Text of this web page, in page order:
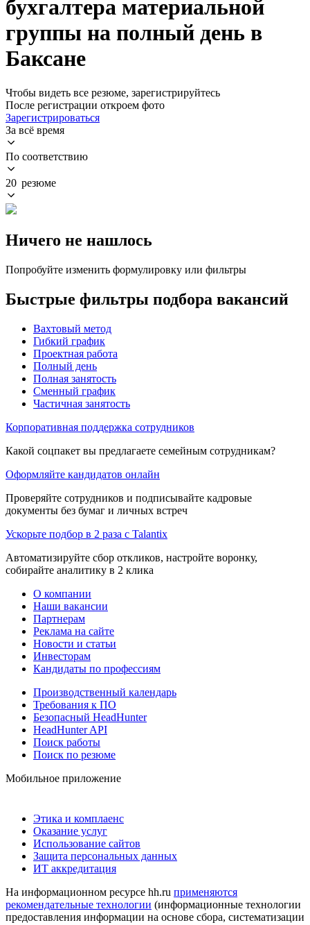
бухгалтера материальной
группы на полный день в
Баксане
Чтобы видеть все резюме, зарегистрируйтесь
После регистрации откроем фото
Зарегистрироваться
За всё время
По соответствию
20 резюме
Ничего не нашлось
Попробуйте изменить формулировку или фильтры
Быстрые фильтры подбора вакансий
Вахтовый метод
Гибкий график
Проектная работа
Полный день
Полная занятость
Сменный график
Частичная занятость
Корпоративная поддержка сотрудников
Какой соцпакет вы предлагаете семейным сотрудникам?
Оформляйте кандидатов онлайн
Проверяйте сотрудников и подписывайте кадровые
документы без бумаг и личных встреч
Ускорьте подбор в 2 раза с Talantix
Автоматизируйте сбор откликов, настройте воронку,
собирайте аналитику в 2 клика
О компании
Наши вакансии
Партнерам
Реклама на сайте
Новости и статьи
Инвесторам
Кандидаты по профессиям
Производственный календарь
Требования к ПО
Безопасный HeadHunter
HeadHunter API
Поиск работы
Поиск по резюме
Мобильное приложение
Этика и комплаенс
Оказание услуг
Использование сайтов
Защита персональных данных
ИТ аккредитация
На информационном ресурсе hh.ru применяются
рекомендательные технологии (информационные технологии
предоставления информации на основе сбора, систематизации